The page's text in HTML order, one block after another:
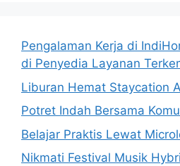
Pengalaman Kerja di
di Penyedia Layanan
Liburan Hemat Staycation
Potret Indah Bersama
Belajar Praktis Lewat
Nikmati Festival Musik